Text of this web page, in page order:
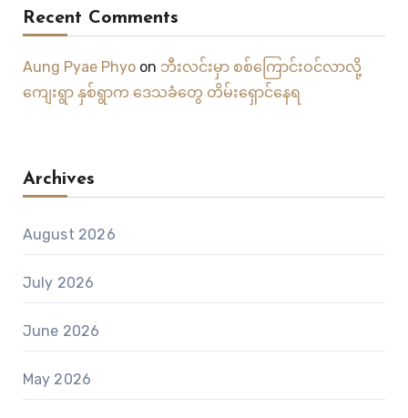
Recent Comments
Aung Pyae Phyoon ဘီးလင်းမှာ စစ်ကြောင်းဝင်လာလို့
ကျေးရွာ နှစ်ရွာက ဒေသခံတွေ တိမ်းရှောင်နေရ
Archives
August 2026
July 2026
June 2026
May 2026